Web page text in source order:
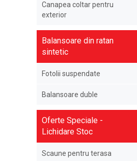
Canapea coltar pentru
exterior
Balansoare din ratan
sintetic
Fotolii suspendate
Balansoare duble
Oferte Speciale -
Lichidare Stoc
Scaune pentru terasa